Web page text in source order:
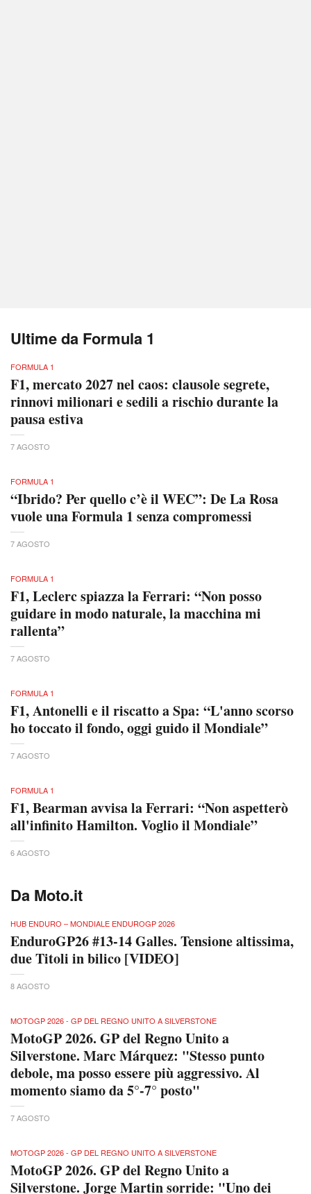
Ultime da Formula 1
FORMULA 1
F1, mercato 2027 nel caos: clausole segrete,
rinnovi milionari e sedili a rischio durante la
pausa estiva
7 AGOSTO
FORMULA 1
“Ibrido? Per quello c’è il WEC”: De La Rosa
vuole una Formula 1 senza compromessi
7 AGOSTO
FORMULA 1
F1, Leclerc spiazza la Ferrari: “Non posso
guidare in modo naturale, la macchina mi
rallenta”
7 AGOSTO
FORMULA 1
F1, Antonelli e il riscatto a Spa: “L'anno scorso
ho toccato il fondo, oggi guido il Mondiale”
7 AGOSTO
FORMULA 1
F1, Bearman avvisa la Ferrari: “Non aspetterò
all'infinito Hamilton. Voglio il Mondiale”
6 AGOSTO
Da Moto.it
HUB ENDURO – MONDIALE ENDUROGP 2026
EnduroGP26 #13-14 Galles. Tensione altissima,
due Titoli in bilico [VIDEO]
8 AGOSTO
MOTOGP 2026 - GP DEL REGNO UNITO A SILVERSTONE
MotoGP 2026. GP del Regno Unito a
Silverstone. Marc Márquez: "Stesso punto
debole, ma posso essere più aggressivo. Al
momento siamo da 5°-7° posto"
7 AGOSTO
MOTOGP 2026 - GP DEL REGNO UNITO A SILVERSTONE
MotoGP 2026. GP del Regno Unito a
Silverstone. Jorge Martin sorride: "Uno dei